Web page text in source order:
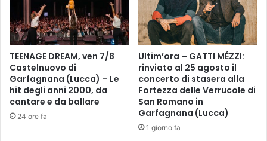
e
l
e
C
a
p
u
n
o
o
n
e
”
TEENAGE DREAM, ven 7/8
Castelnuovo di
Garfagnana (Lucca) – Le
hit degli anni 2000, da
cantare e da ballare
24 ore fa
Ultim’ora – GATTI MÉZZI:
rinviato al 25 agosto il
concerto di stasera alla
Fortezza delle Verrucole di
San Romano in
Garfagnana (Lucca)
1 giorno fa